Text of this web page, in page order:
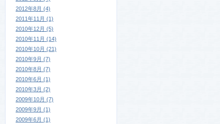
2012年8月 (4)
2011年11月 (1)
2010年12月 (5)
2010年11月 (14)
2010年10月 (21)
2010年9月 (7)
2010年8月 (7)
2010年6月 (1)
2010年3月 (2)
2009年10月 (7)
2009年9月 (1)
2009年6月 (1)